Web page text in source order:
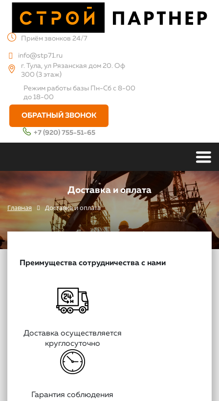
Приём звонков 24/7
info@stp71.ru
г. Тула, ул Рязанская дом 20. Оф
300 (3 этаж)
Режим работы базы Пн-Сб с 8-00
до 18-00
ОБРАТНЫЙ ЗВОНОК
+7 (920) 755-51-65
Доставка и оплата
Главная Доставка и оплата
Преимущества сотрудничества с нами
Доставка осуществляется
круглосуточно
Гарантия соблюдения